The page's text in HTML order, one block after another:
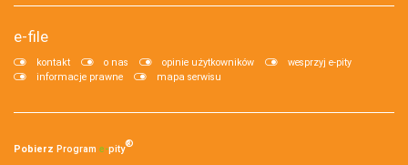
e-file
kontakt o nas opinie użytkowników
wesprzyj e-pity
informacje prawne
mapa serwisu
Pobierz Program e‑pity®